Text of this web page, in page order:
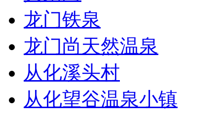
龙门铁泉
龙门尚天然温泉
从化溪头村
从化望谷温泉小镇